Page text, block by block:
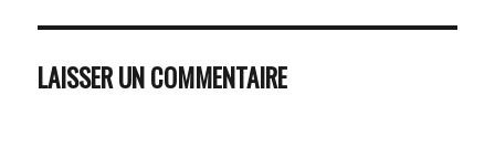
LAISSER UN COMMENTAIRE